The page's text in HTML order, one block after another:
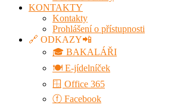
KONTAKTY
Kontakty
Prohlášení o přístupnosti
🔗 ODKAZY📲
🎓 BAKALÁŘI
🍽️ E-jídelníček
🪟 Office 365
ⓕ Facebook